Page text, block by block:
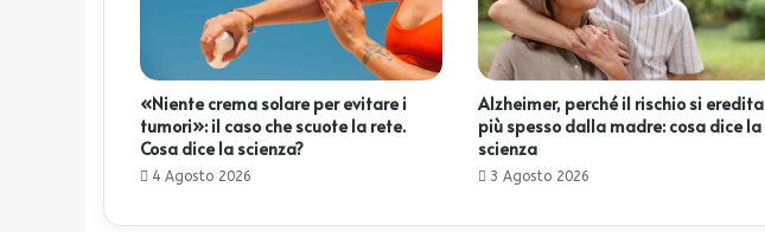
«Niente crema solare per evitare i
tumori»: il caso che scuote la rete.
Cosa dice la scienza?
4 Agosto 2026
Alzheimer, perché il rischio si eredita
più spesso dalla madre: cosa dice la
scienza
3 Agosto 2026